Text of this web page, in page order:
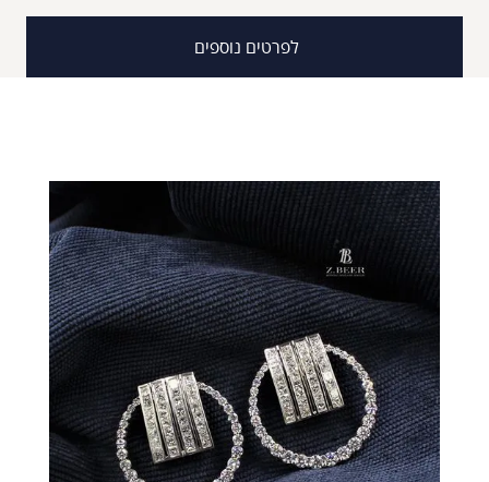
לפרטים נוספים